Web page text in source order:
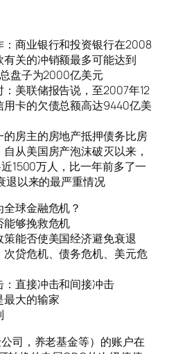
商业银行和投资银行在2008
关的冲销额最多可能达到
盘子为2000亿美元
美联储报告说，至2007年12
用卡的欠债总额高达9440亿美
房主的房地产抵押债务比房
从美国房产泡沫破灭以来，
1500万人，比一年前多了一
退以来的最严重情况
球金融危机？
能够挽救危机
能否使美国经济避免衰退
贷危机、债务危机、美元危
直接冲击和间接冲击
最大的输家
司，养老基金等）的账户在